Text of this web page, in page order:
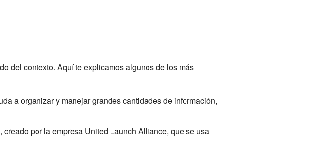
del contexto. Aquí te explicamos algunos de los más
a organizar y manejar grandes cantidades de información,
por la empresa United Launch Alliance, que se usa